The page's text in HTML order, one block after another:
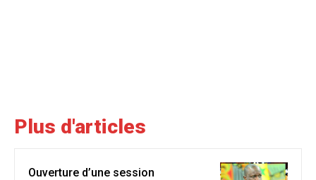
Plus d'articles
Ouverture d’une session